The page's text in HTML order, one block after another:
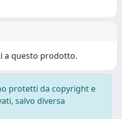
a questo prodotto.
protetti da copyright e
salvo diversa